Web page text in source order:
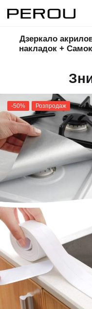
Дзеркало
накладок +
-50% Розпродаж